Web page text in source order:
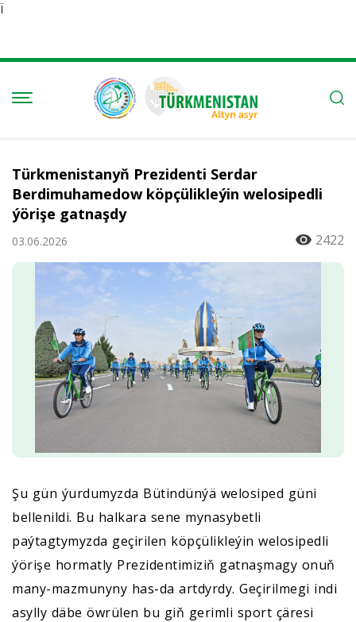
Ï
Türkmenistanyň Prezidenti Serdar
Berdimuhamedow köpçülikleýin welosipedli
ýörişe gatnaşdy
03.06.2026 2422
Şu gün ýurdumyzda Bütindünýä welosiped güni
bellenildi. Bu halkara sene mynasybetli
paýtagtymyzda geçirilen köpçülikleýin welosipedli
ýörişe hormatly Prezidentimiziň gatnaşmagy onuň
many-mazmunyny has-da artdyrdy. Geçirilmegi indi
asylly däbe öwrülen bu giň gerimli sport çäresi